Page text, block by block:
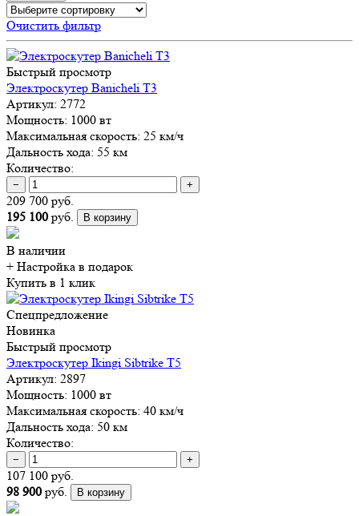
Очистить фильтр
Быстрый просмотр
Электроскутер Banicheli T3
Артикул: 2772
Мощность: 1000 вт
Максимальная скорость: 25 км/ч
Дальность хода: 55 км
Количество:
− +
209 700 руб.
195 100 руб. В корзину
В наличии
+ Настройка в подарок
Купить в 1 клик
Спецпредложение
Новинка
Быстрый просмотр
Электроскутер Ikingi Sibtrike T5
Артикул: 2897
Мощность: 1000 вт
Максимальная скорость: 40 км/ч
Дальность хода: 50 км
Количество:
− +
107 100 руб.
98 900 руб. В корзину